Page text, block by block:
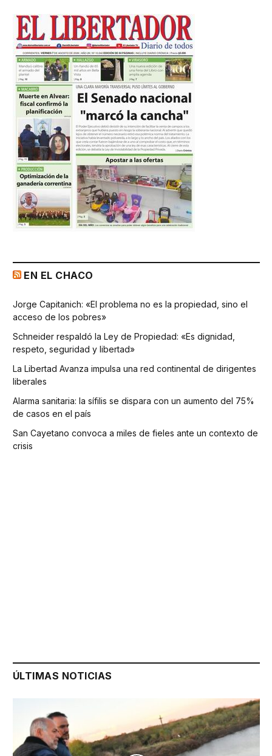
EN EL CHACO
Jorge Capitanich: «El problema no es la propiedad, sino el
acceso de los pobres»
Schneider respaldó la Ley de Propiedad: «Es dignidad,
respeto, seguridad y libertad»
La Libertad Avanza impulsa una red continental de dirigentes
liberales
Alarma sanitaria: la sífilis se dispara con un aumento del 75%
de casos en el país
San Cayetano convoca a miles de fieles ante un contexto de
crisis
ÚLTIMAS NOTICIAS